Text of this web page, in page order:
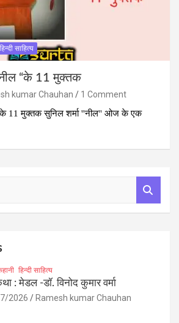
हिन्दी साहित्य
“के 11 मुक्तक
kumar Chauhan
1 Comment
11 मुक्तक सुनिल शर्मा ''नील'' ओज के एक
हिन्दी साहित्य
: मेडल -डॉ. विनोद कुमार वर्मा
2026 Ramesh kumar Chauhan